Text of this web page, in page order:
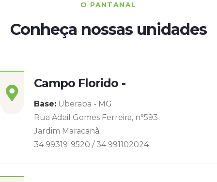
O PANTANAL
Conheça nossas unidades
Campo Florido -
Base: Uberaba - MG
Rua Adail Gomes Ferreira, n°593
Jardim Maracanã
34 99319-9520 / 34 991102024